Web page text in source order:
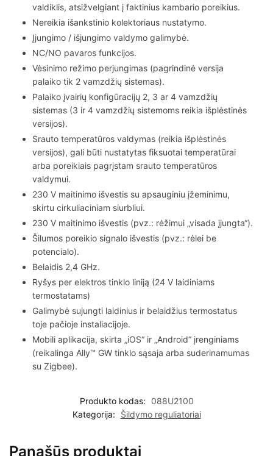
valdiklis, atsižvelgiant į faktinius kambario poreikius.
Nereikia išankstinio kolektoriaus nustatymo.
Įjungimo / išjungimo valdymo galimybė.
NC/NO pavaros funkcijos.
Vėsinimo režimo perjungimas (pagrindinė versija
palaiko tik 2 vamzdžių sistemas).
Palaiko įvairių konfigūracijų 2, 3 ar 4 vamzdžių
sistemas (3 ir 4 vamzdžių sistemoms reikia išplėstinės
versijos).
Srauto temperatūros valdymas (reikia išplėstinės
versijos), gali būti nustatytas fiksuotai temperatūrai
arba poreikiais pagrįstam srauto temperatūros
valdymui.
230 V maitinimo išvestis su apsauginiu įžeminimu,
skirtu cirkuliaciniam siurbliui.
230 V maitinimo išvestis (pvz.: rėžimui „visada įjungta“).
Šilumos poreikio signalo išvestis (pvz.: rėlei be
potencialo).
Belaidis 2,4 GHz.
Ryšys per elektros tinklo liniją (24 V laidiniams
termostatams)
Galimybė sujungti laidinius ir belaidžius termostatus
toje pačioje instaliacijoje.
Mobili aplikacija, skirta „iOS“ ir „Android“ įrenginiams
(reikalinga Ally™ GW tinklo sąsaja arba suderinamumas
su Zigbee).
Produkto kodas:
088U2100
Kategorija:
Šildymo reguliatoriai
Panašūs produktai